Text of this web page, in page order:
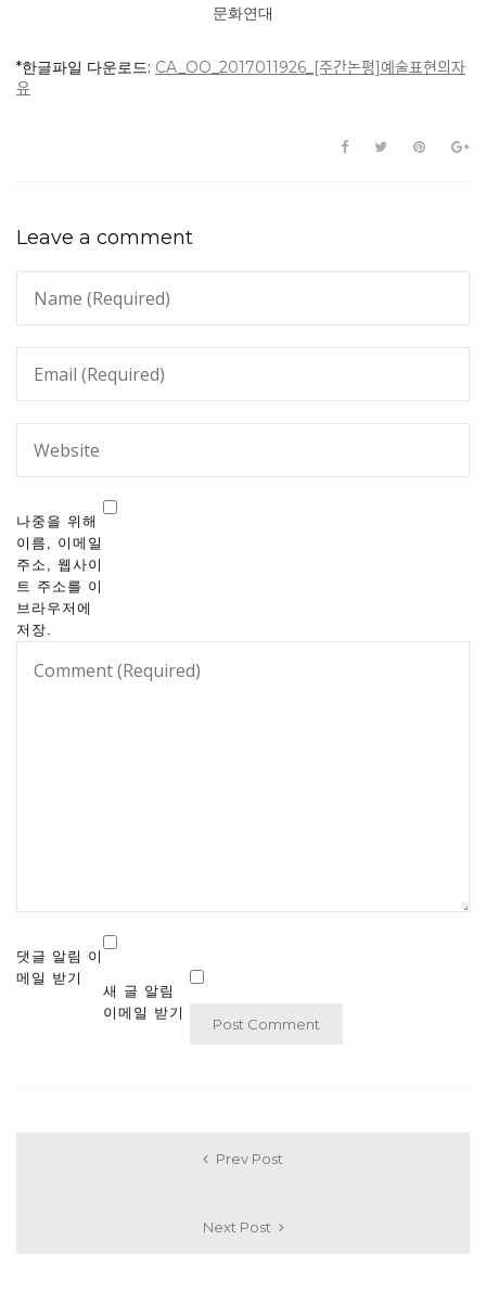
문화연대
*한글파일 다운로드: CA_OO_2017011926_[주간논평]예술표현의자
유
Leave a comment
나중을 위해
이름, 이메일
주소, 웹사이
트 주소를 이
브라우저에
저장.
댓글 알림 이
메일 받기
새 글 알림
이메일 받기
Prev Post
Next Post